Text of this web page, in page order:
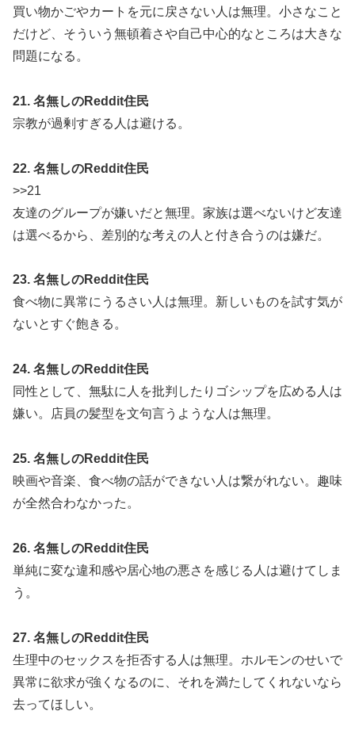
買い物かごやカートを元に戻さない人は無理。小さなこと
だけど、そういう無頓着さや自己中心的なところは大きな
問題になる。
21. 名無しのReddit住民
宗教が過剰すぎる人は避ける。
22. 名無しのReddit住民
>>21
友達のグループが嫌いだと無理。家族は選べないけど友達
は選べるから、差別的な考えの人と付き合うのは嫌だ。
23. 名無しのReddit住民
食べ物に異常にうるさい人は無理。新しいものを試す気が
ないとすぐ飽きる。
24. 名無しのReddit住民
同性として、無駄に人を批判したりゴシップを広める人は
嫌い。店員の髪型を文句言うような人は無理。
25. 名無しのReddit住民
映画や音楽、食べ物の話ができない人は繋がれない。趣味
が全然合わなかった。
26. 名無しのReddit住民
単純に変な違和感や居心地の悪さを感じる人は避けてしま
う。
27. 名無しのReddit住民
生理中のセックスを拒否する人は無理。ホルモンのせいで
異常に欲求が強くなるのに、それを満たしてくれないなら
去ってほしい。